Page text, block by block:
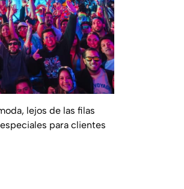
lejos de las filas
para clientes